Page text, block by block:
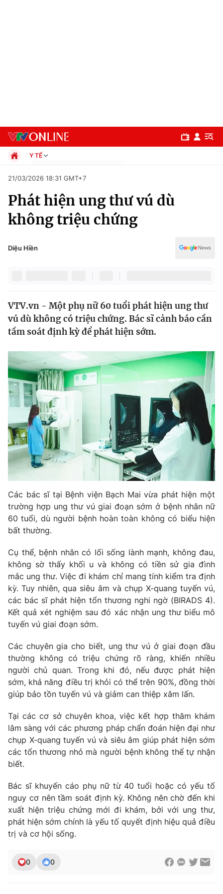
Chuyên mục
Chính trị
Xã hội
Y tế
Tin tức
Thế giới đó đây
Câu chuyện quốc tế
Kinh tế
Tài chính
Thị trường
Góc doanh nghiệp
Dữ liệu và đời sống
Truyền hình
Phim VTV
Hậu trường
Nhân vật
Khán giả
Giải sao mai
Giải trí
Điện ảnh
Âm nhạc
Sao
Du lịch
Làm đẹp
Chất lượng cuộc sống
Giáo dục
Tuyển sinh
Học trực tuyến
Hitech Công nghệ tương lai
Sản phẩm
Thị trường
Tư vấn
Giao lưu trực tuyến
Lịch phát sóng
Emagazine Podcast
Photo Infographic
Video Shorts video
VTV Money VTV Thể thao
Thị trường 24h Tấm lòng Việt
VTV4
VTV9
Y TẾ
Xã hội
Pháp luật
Thể thao
Văn hóa - Giải trí
Giáo dục
21/03/2026 18:31 GMT+7
Phát hiện ung thư vú dù
không triệu chứng
Diệu Hiền
VTV.vn - Một phụ nữ 60 tuổi phát hiện ung thư
vú dù không có triệu chứng. Bác sĩ cảnh báo cần
tầm soát định kỳ để phát hiện sớm.
Các bác sĩ tại Bệnh viện Bạch Mai vừa phát hiện một
trường hợp ung thư vú giai đoạn sớm ở bệnh nhân nữ
60 tuổi, dù người bệnh hoàn toàn không có biểu hiện
bất thường.
Cụ thể, bệnh nhân có lối sống lành mạnh, không đau,
không sờ thấy khối u và không có tiền sử gia đình
mắc ung thư. Việc đi khám chỉ mang tính kiểm tra định
kỳ. Tuy nhiên, qua siêu âm và chụp X-quang tuyến vú,
các bác sĩ phát hiện tổn thương nghi ngờ (BIRADS 4).
Kết quả xét nghiệm sau đó xác nhận ung thư biểu mô
tuyến vú giai đoạn sớm.
Các chuyên gia cho biết, ung thư vú ở giai đoạn đầu
thường không có triệu chứng rõ ràng, khiến nhiều
người chủ quan. Trong khi đó, nếu được phát hiện
sớm, khả năng điều trị khỏi có thể trên 90%, đồng thời
giúp bảo tồn tuyến vú và giảm can thiệp xâm lấn.
Tại các cơ sở chuyên khoa, việc kết hợp thăm khám
lâm sàng với các phương pháp chẩn đoán hiện đại như
chụp X-quang tuyến vú và siêu âm giúp phát hiện sớm
các tổn thương nhỏ mà người bệnh không thể tự nhận
biết.
Bác sĩ khuyến cáo phụ nữ từ 40 tuổi hoặc có yếu tố
nguy cơ nên tầm soát định kỳ. Không nên chờ đến khi
xuất hiện triệu chứng mới đi khám, bởi với ung thư,
phát hiện sớm chính là yếu tố quyết định hiệu quả điều
trị và cơ hội sống.
0 0